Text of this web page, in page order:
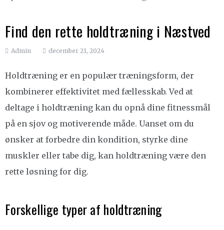
Find den rette holdtræning i Næstved
Admin december 21, 2024
Holdtræning er en populær træningsform, der
kombinerer effektivitet med fællesskab. Ved at
deltage i holdtræning kan du opnå dine fitnessmål
på en sjov og motiverende måde. Uanset om du
ønsker at forbedre din kondition, styrke dine
muskler eller tabe dig, kan holdtræning være den
rette løsning for dig.
Forskellige typer af holdtræning